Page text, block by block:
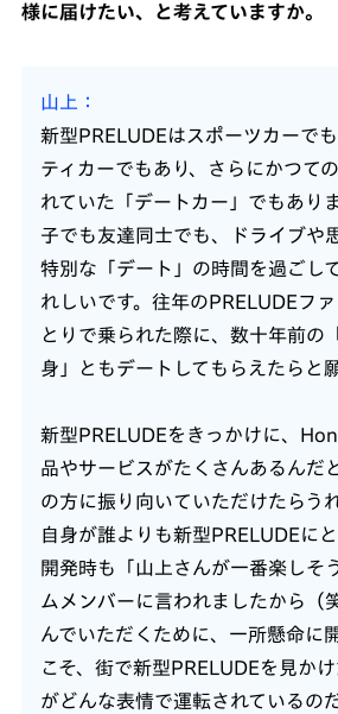
様に届けたい、と考えていますか。
山上
新型PRELUDEはスポーツカーで
ティカーでもあり、さらにかつて
れていた「デートカー」でもあり
子でも友達同士でも、ドライブや
特別な「デート」の時間を過ごし
れしいです。往年のPRELUDEフ
とりで乗られた際に、数十年前の
身」ともデートしてもらえたらと
新型PRELUDEをきっかけに、
品やサービスがたくさんあるんだ
の方に振り向いていただけたらう
自身が誰よりも新型PRELUDEにと
開発時も「山上さんが一番楽しそ
ムメンバーに言われましたから（
んでいただくために、一所懸命に
こそ、街で新型PRELUDEを見か
がどんな表情で運転されているの